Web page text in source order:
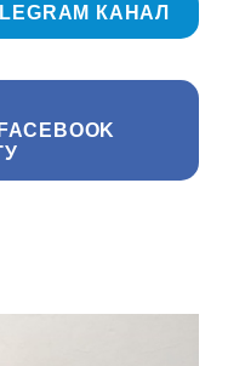
КАНАЛ